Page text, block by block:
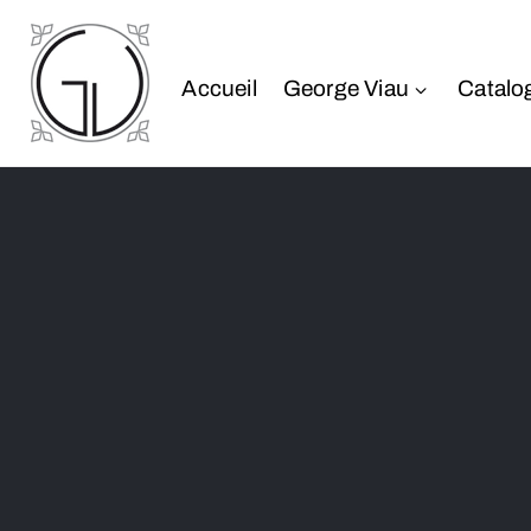
Accueil George Viau